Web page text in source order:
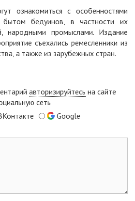
ознакомиться с особенностями
бедуинов, в частности их
народными промыслами. Издание
съехались ремесленники из
а также из зарубежных стран.
авторизируйтесь на сайте
сеть
Google